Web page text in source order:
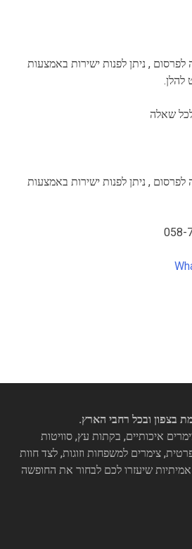
, ניתן לפנות ישירות באמצעות
להלן.
שאלה
, ניתן לפנות ישירות באמצעות
בצפון ובכל רחבי הארץ.
איכותיים, בקתות עץ, סוויטות
צימרים למשפחות וזוגות, לצד חוות
שיעזרו לכם לבחור את החופשה